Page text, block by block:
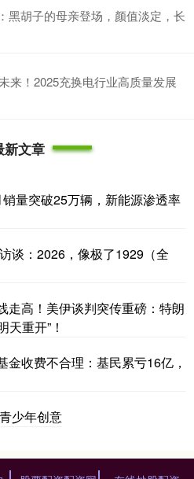
黑胡子的母亲登场，颜值淡定，长
来！2025充换电行业高质量发展
新文章
量突破25万辆，新能源渗透率
谈：2026，像极了1929（全
走高！美伊谈判突传重磅：特朗
重开”！
金收费不合理：基民累亏16亿，
少年创意